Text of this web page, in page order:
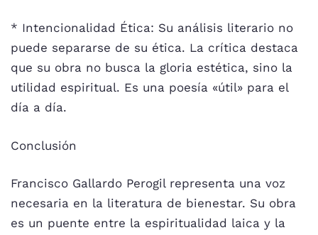
* Intencionalidad Ética: Su análisis literario no
puede separarse de su ética. La crítica destaca
que su obra no busca la gloria estética, sino la
utilidad espiritual. Es una poesía «útil» para el
día a día.
Conclusión
Francisco Gallardo Perogil representa una voz
necesaria en la literatura de bienestar. Su obra
es un puente entre la espiritualidad laica y la